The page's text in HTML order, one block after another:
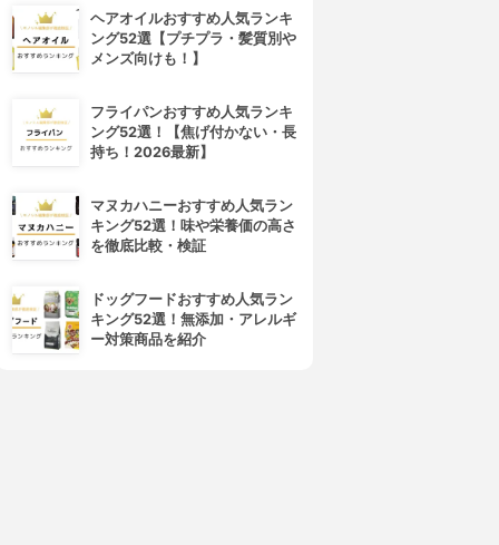
cocone(ココネ)
イクリームシャンプーモイ
スト
3.99 (75)
La sana(ラサーナ)
プレミオール シャンプー
ヘアオイルおすすめ人気ランキ
ング52選【プチプラ・髪質別や
メンズ向けも！】
フライパンおすすめ人気ランキ
ング52選！【焦げ付かない・長
持ち！2026最新】
マヌカハニーおすすめ人気ラン
キング52選！味や栄養価の高さ
を徹底比較・検証
ドッグフードおすすめ人気ラン
キング52選！無添加・アレルギ
ー対策商品を紹介